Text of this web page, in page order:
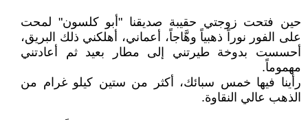
حين فتحت زوجتي حقيبة صديقنا "أبو كلسون" لمحت
على الفور نوراً ذهبياً وهَّاجاً، أعماني، أهلكني ذلك البريق،
أحسست بدوخة طيرتني إلى مطار بعيد ثم أعادتني
مهموماً.
رأينا فيها خمس سبائك، أكثر من ستين كيلو غرام من
الذهب عالي النقاوة.